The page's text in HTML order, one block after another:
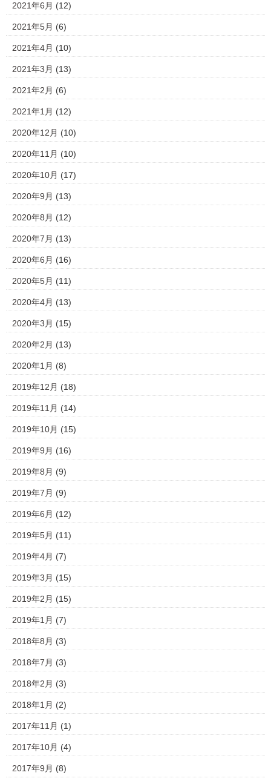
2021年6月 (12)
2021年5月 (6)
2021年4月 (10)
2021年3月 (13)
2021年2月 (6)
2021年1月 (12)
2020年12月 (10)
2020年11月 (10)
2020年10月 (17)
2020年9月 (13)
2020年8月 (12)
2020年7月 (13)
2020年6月 (16)
2020年5月 (11)
2020年4月 (13)
2020年3月 (15)
2020年2月 (13)
2020年1月 (8)
2019年12月 (18)
2019年11月 (14)
2019年10月 (15)
2019年9月 (16)
2019年8月 (9)
2019年7月 (9)
2019年6月 (12)
2019年5月 (11)
2019年4月 (7)
2019年3月 (15)
2019年2月 (15)
2019年1月 (7)
2018年8月 (3)
2018年7月 (3)
2018年2月 (3)
2018年1月 (2)
2017年11月 (1)
2017年10月 (4)
2017年9月 (8)